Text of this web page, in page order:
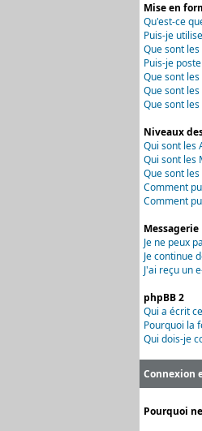
Mise en
Qu'est-ce
Puis-je
Que sont les
Puis-je
Que sont les
Que sont les
Que sont
Niveaux
Qui sont les
Qui sont les
Que sont
Comment
Comment
Messagerie
Je ne peux
Je continue
J'ai reçu un
phpBB 2
Qui a écrit
Pourquoi la
Qui dois-je
Connexion
Pourquoi